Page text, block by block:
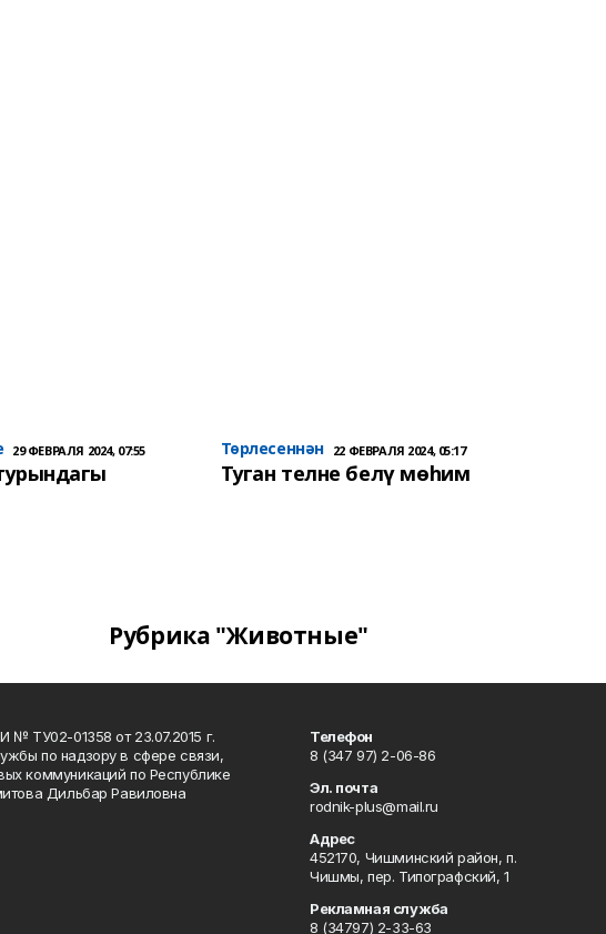
29 ФЕВРАЛЯ 2024, 07:55 Төрлесеннән 22 ФЕВРАЛЯ 2024, 05:17
Туган телне белү мөһим
Рубрика "Животные"
№ ТУ02-01358 от 23.07.2015 г.
по надзору в сфере связи,
коммуникаций по Республике
Дильбар Равиловна
Телефон
8 (347 97) 2-06-86
Эл. почта
rodnik-plus@mail.ru
Адрес
452170, Чишминский район, п.
Чишмы, пер. Типографский, 1
Рекламная служба
8 (34797) 2-33-63